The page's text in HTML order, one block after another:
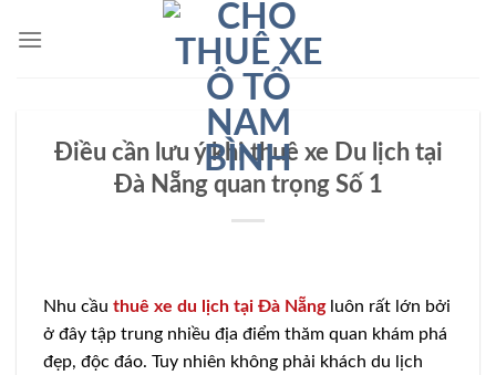
qua
Điều cần lưu ý khi thuê xe Du lịch tại
Đà Nẵng quan trọng Số 1
Nhu cầu thuê xe du lịch tại Đà Nẵngluôn rất lớn bởi
ở đây tập trung nhiều địa điểm thăm quan khám phá
đẹp, độc đáo. Tuy nhiên không phải khách du lịch